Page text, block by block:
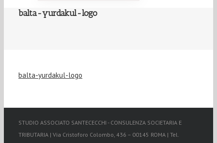
balta-yurdakul-logo
balta-yurdakul-logo
STUDIO ASSOCIATO SANTECECCHI - CONSULENZA SOCIETARIA E
TRIBUTARIA | Via Cristoforo Colombo, 436 – 00145 ROMA | Tel.